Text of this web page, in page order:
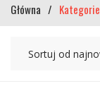
Główna / Kategorie